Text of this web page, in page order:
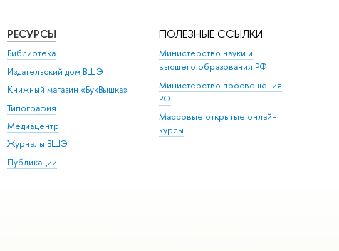
РЕСУРСЫ
Библиотека
Издательский дом ВШЭ
Книжный магазин «БукВышка»
Типография
Медиацентр
Журналы ВШЭ
Публикации
ПОЛЕЗНЫЕ ССЫЛКИ
Министерство науки и
высшего образования РФ
Министерство просвещения
РФ
Массовые открытые онлайн-
курсы